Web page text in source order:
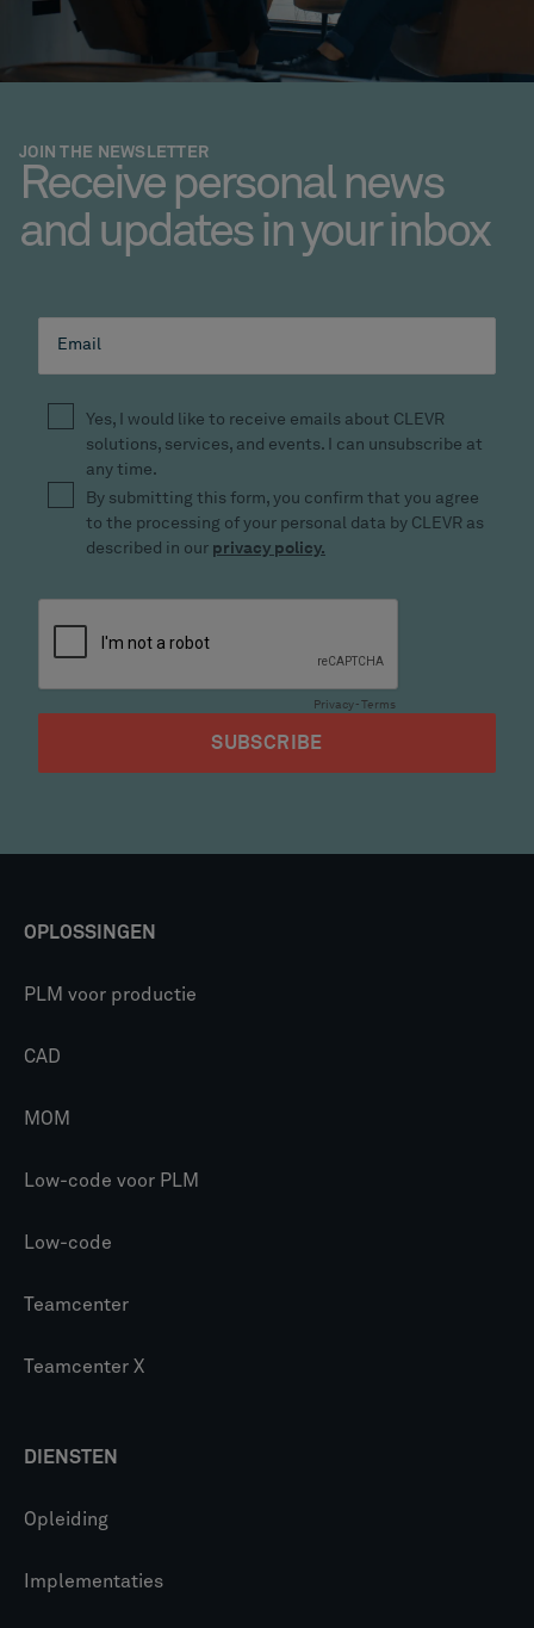
JOIN THE NEWSLETTER
Receive personal news
and updates in your inbox
OPLOSSINGEN
PLM voor productie
CAD
MOM
Low-code voor PLM
Low-code
Teamcenter
Teamcenter X
DIENSTEN
Opleiding
Implementaties